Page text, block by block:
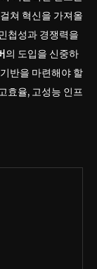
쳐 혁신을 가져올
첩성과 경쟁력을
의 도입을 신중하
반을 마련해야 할
효율, 고성능 인프